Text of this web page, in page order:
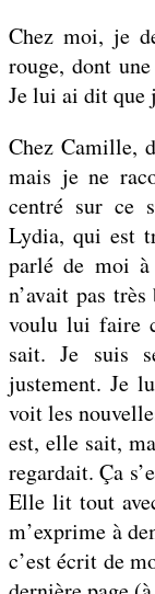
Chez moi, je
rouge, dont
Je lui ai dit que
Chez Camille,
mais je ne
centré sur ce
Lydia, qui est
parlé de moi
n’avait pas
voulu lui faire
sait. Je suis
justement. Je
voit les
est, elle sait,
regardait. Ça
Elle lit tout
m’exprime à
c’est écrit de